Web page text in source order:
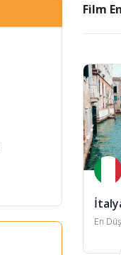
Film
En